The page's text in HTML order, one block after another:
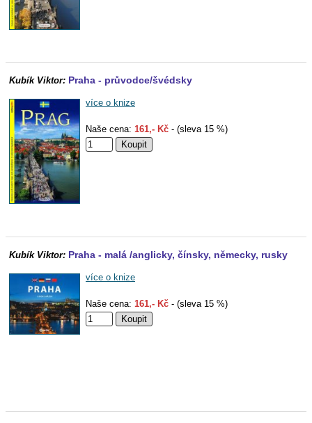
Kubík Viktor: Praha - průvodce/švédsky
více o knize
Naše cena: 161,- Kč - (sleva 15 %)
Kubík Viktor: Praha - malá /anglicky, čínsky, německy, rusky
více o knize
Naše cena: 161,- Kč - (sleva 15 %)